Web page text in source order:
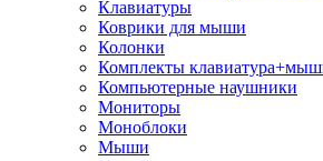
Клавиатуры
Коврики для мыши
Колонки
Комплекты
Компьютерные наушники
Мониторы
Моноблоки
Мыши